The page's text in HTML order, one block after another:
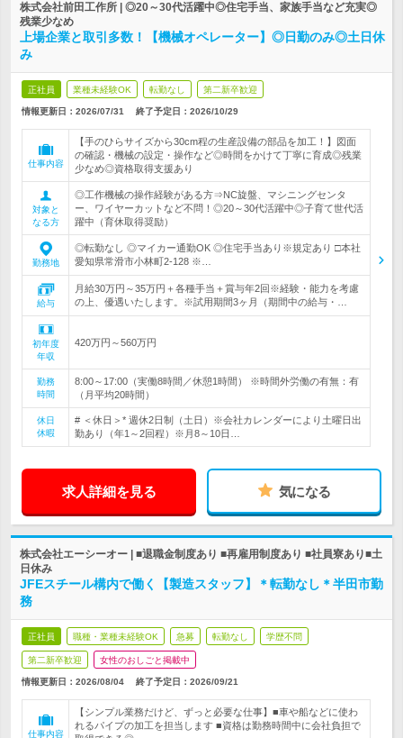
株式会社前田工作所 | ◎20～30代活躍中◎住宅手当、家族手当など充実◎
残業少なめ
上場企業と取引多数！【機械オペレーター】◎日勤のみ◎土日休
み
正社員 業種未経験OK 転勤なし 第二新卒歓迎
情報更新日：2026/07/31 終了予定日： 2026/10/29
仕事内容
【手のひらサイズから30cm程の生産設備の部品を加工！】図面
の確認・機械の設定・操作など◎時間をかけて丁寧に育成◎残業
少なめ◎資格取得支援あり
対象と
なる方
◎工作機械の操作経験がある方⇒NC旋盤、マシニングセンタ
ー、ワイヤーカットなど不問！◎20～30代活躍中◎子育て世代活
躍中（育休取得奨励）
勤務地
◎転勤なし ◎マイカー通勤OK ◎住宅手当あり※規定あり □本社
愛知県常滑市小林町2-128 ※…
給与
月給30万円～35万円＋各種手当＋賞与年2回※経験・能力を考慮
の上、優遇いたします。※試用期間3ヶ月（期間中の給与・…
初年度
年収
420万円～560万円
勤務
時間
8:00～17:00（実働8時間／休憩1時間） ※時間外労働の有無：有
（月平均20時間）
休日
休暇
# ＜休日＞* 週休2日制（土日）※会社カレンダーにより土曜日出
勤あり（年1～2回程）※月8～10日…
求人詳細を見る 気になる
株式会社エーシーオー | ■退職金制度あり ■再雇用制度あり ■社員寮あり■土
日休み
JFEスチール構内で働く【製造スタッフ】＊転勤なし＊半田市勤
務
正社員 職種・業種未経験OK 急募 転勤なし 学歴不問
第二新卒歓迎 女性のおしごと掲載中
情報更新日：2026/08/04 終了予定日： 2026/09/21
仕事内容
【シンプル業務だけど、ずっと必要な仕事】■車や船などに使わ
れるパイプの加工を担当します ■資格は勤務時間中に会社負担で